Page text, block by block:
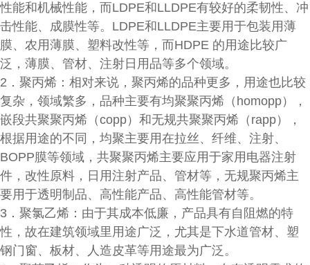
性能和机械性能，而LDPE和LLDPE有较好的柔韧性、冲
击性能、成膜性等。LDPE和LLDPE主要用于包装用薄
膜、农用薄膜、塑料改性等，而HDPE 的用途比较广
泛，薄膜、管材、注射日用品等多个领域。
2．聚丙烯：相对来说，聚丙烯的品种更多，用途也比较
复杂，领域繁多，品种主要有均聚聚丙烯（homopp），
嵌段共聚聚丙烯（copp）和无规共聚聚丙烯（rapp），
根据用途的不同，均聚主要用在拉丝、纤维、注射、
BOPP膜等领域，共聚聚丙烯主要应用于家用电器注射
件，改性原料，日用注射产品、管材等，无规聚丙烯主
要用于透明制品、高性能产品、高性能管材等。
3．聚氯乙烯：由于其成本低廉，产品具有自阻燃的特
性，故在建筑领域里用途广泛，尤其是下水道管材、塑
钢门窗、板材、人造皮革等用途最为广泛。